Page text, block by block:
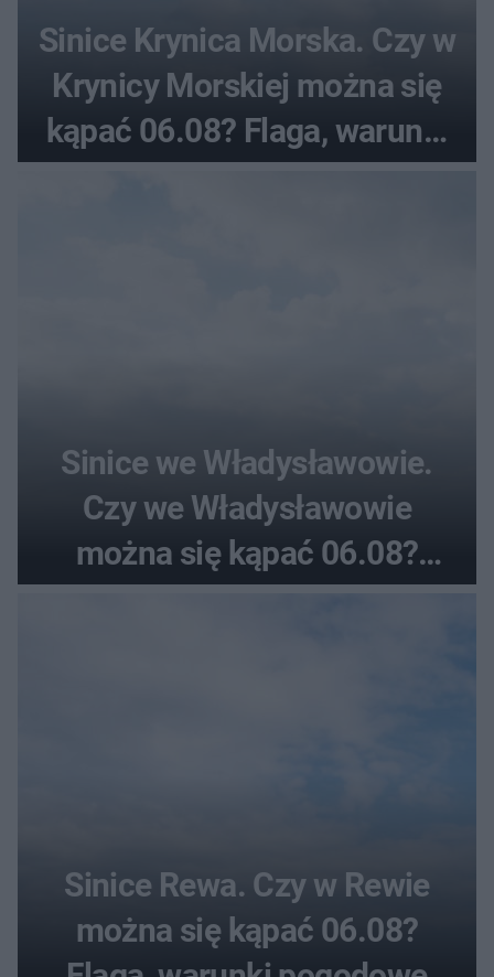
Sinice Krynica Morska. Czy w
Krynicy Morskiej można się
kąpać 06.08? Flaga, warunki
Sinice we Władysławowie.
Czy we Władysławowie
można się kąpać 06.08?
Flaga, warunki pogodowe
Sinice Rewa. Czy w Rewie
można się kąpać 06.08?